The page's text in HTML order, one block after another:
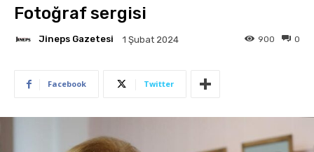
Fotoğraf sergisi
Jineps Gazetesi 1 Şubat 2024 0
900
Facebook Twitter